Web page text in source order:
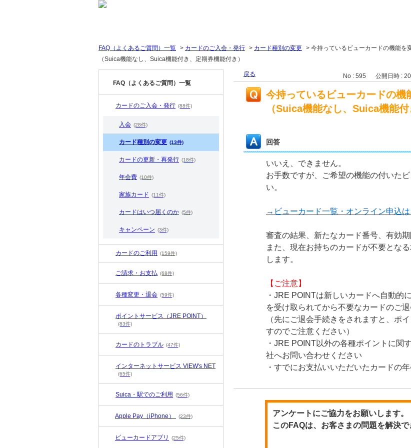
FAQ（よくあるご質問）一覧 > カードのご入会・発行 > カード種別の変更 > 今持っているビューカードの機能を
（Suica機能なし、Suica機能付き、定期券機能付き）
FAQ（よくあるご質問）一覧
カードのご入会・発行 (88件)
入会 (28件)
カード種別の変更 (13件)
カードの更新・再発行 (18件)
年会費 (10件)
家族カード (11件)
カードはいつ届くのか (5件)
キャンペーン (3件)
カードのご利用 (159件)
ご請求・お支払 (68件)
各種変更・退会 (59件)
ポイントサービス（JRE POINT）
(83件)
カードのトラブル (47件)
インターネットサービス VIEW's NET
(65件)
Suica・駅でのご利用 (56件)
Apple Pay（iPhone） (23件)
ビューカードアプリ (25件)
戻る No : 595 公開日時 :
今持っているビューカードの機
（Suica機能なし、Suica機能付
回答
いいえ、できません。
お手数ですが、ご希望の機能の付いた
い。
→ビューカード一覧・オンライン申込は
審査の結果、新たなカード番号、有効
また、現在お持ちのカードが不要とな
します。
【ご注意】
・JRE POINTは新しいカードへ自動的
を受け取られてから不要なカードのご
（先にご退会手続きをされますと、ポ
すのでご注意ください）
・JRE POINT以外の各種ポイントに関
社へお問い合わせください
・すでにお支払いいただいたカードの
アンケートにご協力をお願いします。
このFAQは、お客さまの問題を解決で